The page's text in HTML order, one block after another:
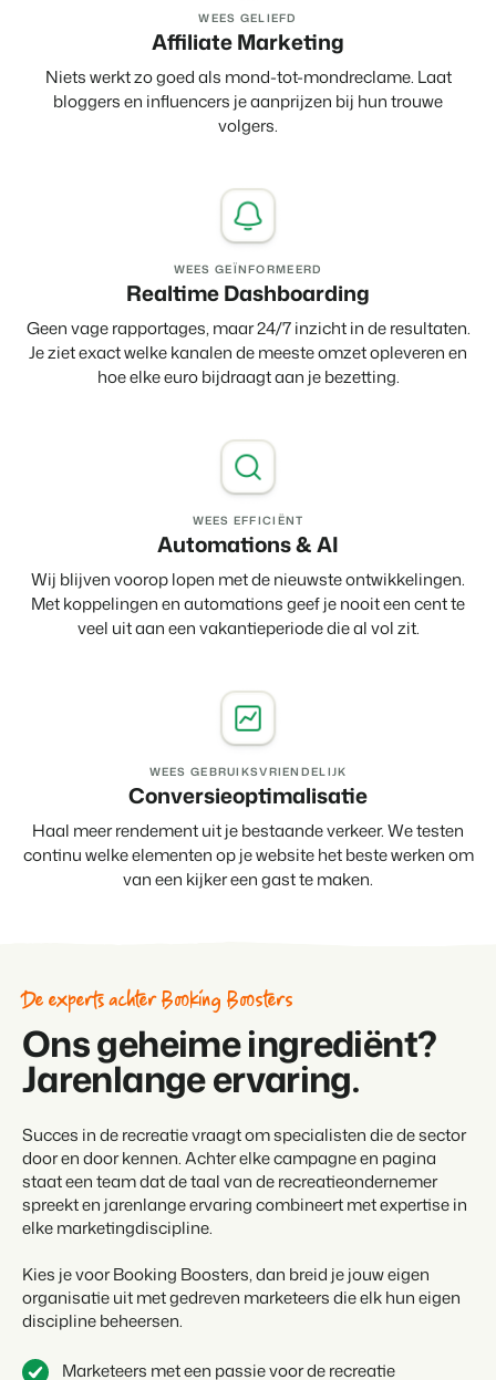
WEES GELIEFD
Affiliate Marketing
Niets werkt zo goed als mond-tot-mondreclame. Laat
bloggers en influencers je aanprijzen bij hun trouwe
volgers.
WEES GEÏNFORMEERD
Realtime Dashboarding
Geen vage rapportages, maar 24/7 inzicht in de resultaten.
Je ziet exact welke kanalen de meeste omzet opleveren en
hoe elke euro bijdraagt aan je bezetting.
WEES EFFICIËNT
Automations & AI
Wij blijven voorop lopen met de nieuwste ontwikkelingen.
Met koppelingen en automations geef je nooit een cent te
veel uit aan een vakantieperiode die al vol zit.
WEES GEBRUIKSVRIENDELIJK
Conversieoptimalisatie
Haal meer rendement uit je bestaande verkeer. We testen
continu welke elementen op je website het beste werken om
van een kijker een gast te maken.
De experts achter Booking Boosters
Ons geheime ingrediënt?
Jarenlange ervaring.
Succes in de recreatie vraagt om specialisten die de sector
door en door kennen. Achter elke campagne en pagina
staat een team dat de taal van de recreatieondernemer
spreekt en jarenlange ervaring combineert met expertise in
elke marketingdiscipline.
Kies je voor Booking Boosters, dan breid je jouw eigen
organisatie uit met gedreven marketeers die elk hun eigen
discipline beheersen.
Marketeers met een passie voor de recreatie